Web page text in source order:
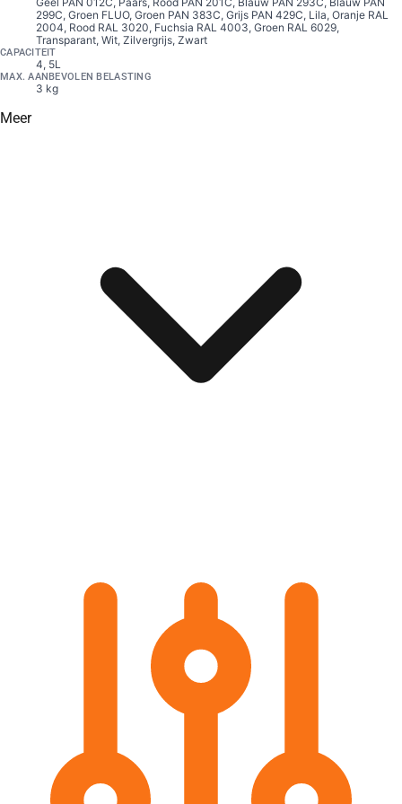
299C, Groen FLUO, Groen PAN 383C, Grijs PAN 429C, Lila, Oranje RAL
2004, Rood RAL 3020, Fuchsia RAL 4003, Groen RAL 6029,
Transparant, Wit, Zilvergrijs, Zwart
CAPACITEIT
4, 5L
MAX. AANBEVOLEN BELASTING
3 kg
Meer